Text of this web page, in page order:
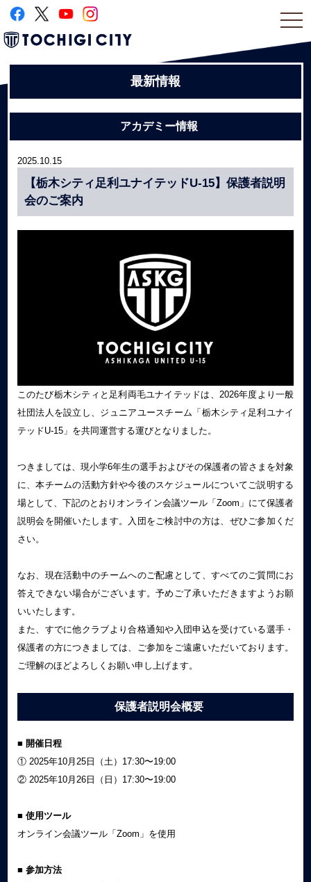
最新情報
アカデミー情報
2025.10.15
【栃木シティ足利ユナイテッドU-15】保護者説明
会のご案内
このたび栃木シティと足利両毛ユナイテッドは、2026年度より一般
社団法人を設立し、ジュニアユースチーム「栃木シティ足利ユナイ
テッドU-15」を共同運営する運びとなりました。
つきましては、現小学6年生の選手およびその保護者の皆さまを対象
に、本チームの活動方針や今後のスケジュールについてご説明する
場として、下記のとおりオンライン会議ツール「Zoom」にて保護者
説明会を開催いたします。入団をご検討中の方は、ぜひご参加くだ
さい。
なお、現在活動中のチームへのご配慮として、すべてのご質問にお
答えできない場合がございます。予めご了承いただきますようお願
いいたします。
また、すでに他クラブより合格通知や入団申込を受けている選手・
保護者の方につきましては、ご参加をご遠慮いただいております。
ご理解のほどよろしくお願い申し上げます。
保護者説明会概要
■ 開催日程
① 2025年10月25日（土）17:30〜19:00
② 2025年10月26日（日）17:30〜19:00
■ 使用ツール
オンライン会議ツール「Zoom」を使用
■ 参加方法